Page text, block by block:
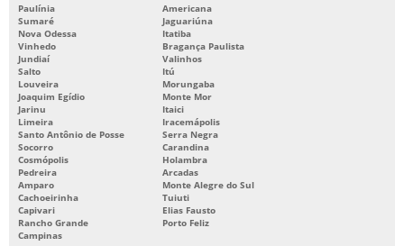
REPARO DE MOTORES ELÉTRICOS
SERVIÇOS DE BOMBAS
Paulínia
Americana
Sumaré
Jaguariúna
Nova Odessa
Itatiba
Vinhedo
Bragança Paulista
Jundiaí
Valinhos
Salto
Itú
Louveira
Morungaba
Joaquim Egídio
Monte Mor
Jarinu
Itaici
Limeira
Iracemápolis
Santo Antônio de Posse
Serra Negra
Socorro
Carandina
Cosmópolis
Holambra
Pedreira
Arcadas
Amparo
Monte Alegre do Sul
Cachoeirinha
Tuiuti
Capivari
Elias Fausto
Rancho Grande
Porto Feliz
Campinas